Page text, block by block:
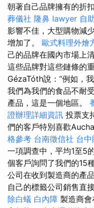
朝著自己品牌擁有的折
葬儀社 隆鼻 lawyer 自
影響不佳，大型購物減
增加了。 歐式料理外燴
己的品牌在國內市場上
這些品牌對這些鏈條的
GézaTóth說：“例如，
我們為我們的食品不耐
產品，這是一個地區。
證辦理詳細資訊 投票支
們的客戶特別喜歡
格參考 台南徵信社 台
一項調查中，平均1至5
個客戶詢問了我們的15
公司在收到製造商的產
自己的標籤公司銷售直
除白蟻 白內障 製造商